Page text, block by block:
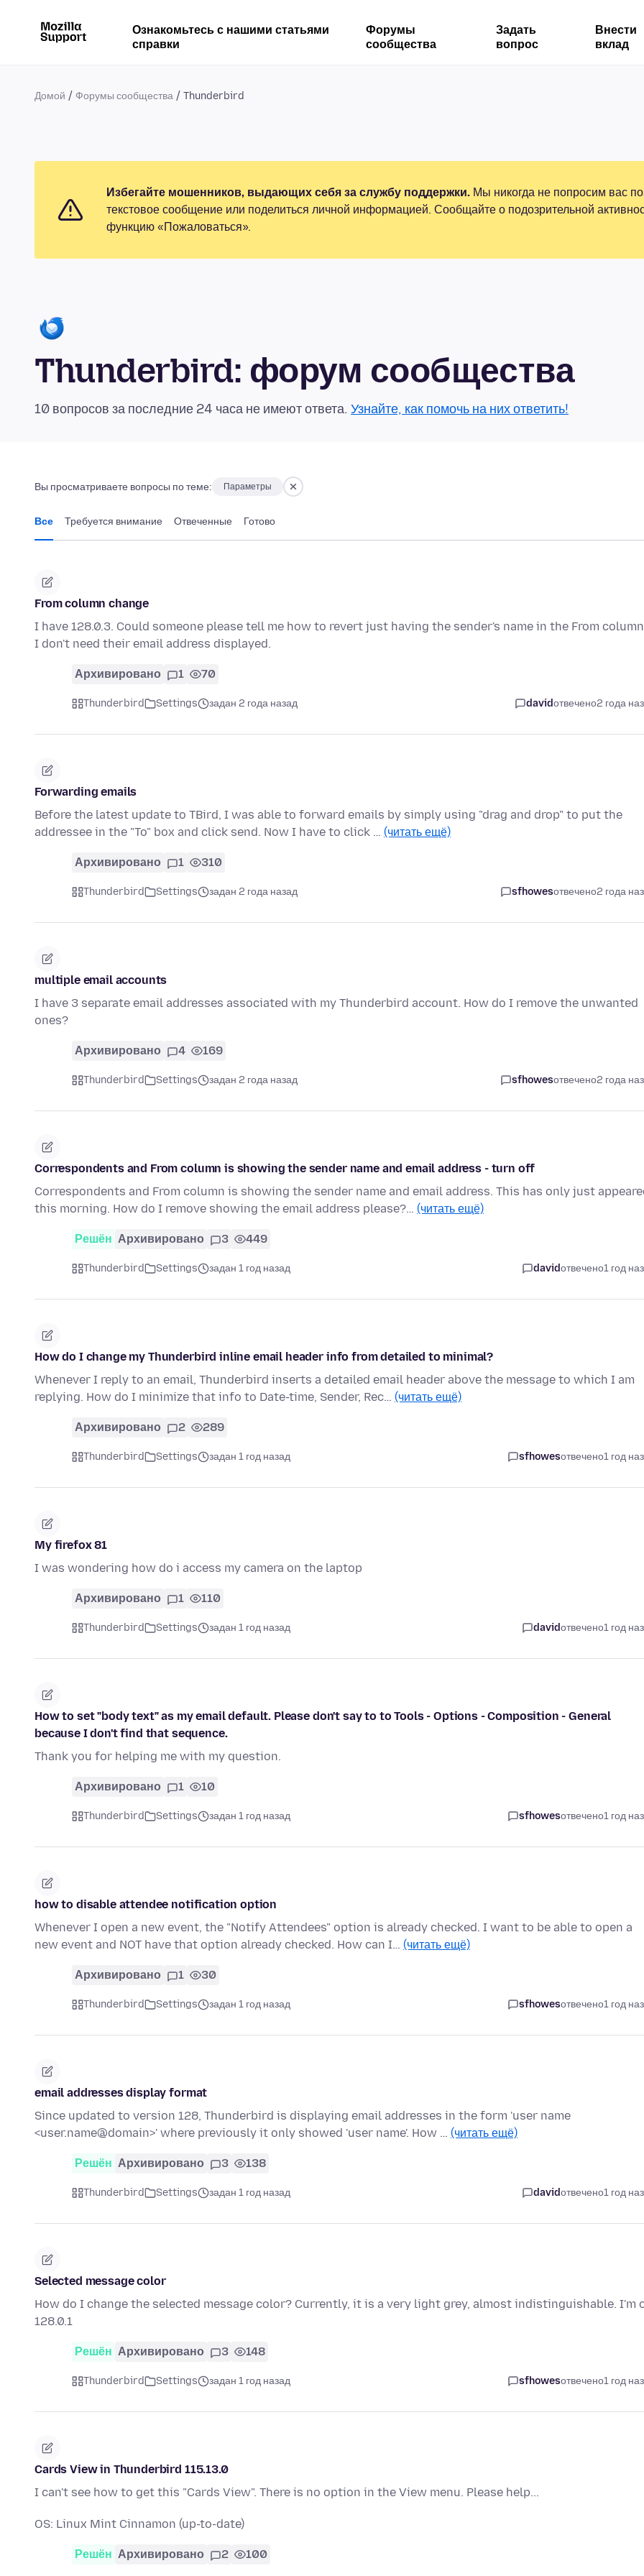
Ознакомьтесь с нашими статьями
справки
Форумы
сообщества
Задать
вопрос
Внести
вклад
Домой Форумы сообщества Thunderbird
Избегайте мошенников, выдающих себя за службу поддержки. Мы никогда не попросим вас
текстовое сообщение или поделиться личной информацией. Сообщайте о подозрительной
функцию «Пожаловаться».
Thunderbird: форум сообщества
10 вопросов за последние 24 часа не имеют ответа. Узнайте, как помочь на них ответить!
Вы просматриваете вопросы по теме: Параметры
Все Требуется внимание Отвеченные Готово
From column change
I have 128.0.3. Could someone please tell me how to revert just having the sender's name in the From
I don't need their email address displayed.
Архивировано 1 70
Thunderbird Settings задан 2 года назад davidотвечено2 года
Forwarding emails
Before the latest update to TBird, I was able to forward emails by simply using "drag and drop" to put the
addressee in the "To" box and click send. Now I have to click … (читать ещё)
Архивировано 1 310
Thunderbird Settings задан 2 года назад sfhowesотвечено2 года
multiple email accounts
I have 3 separate email addresses associated with my Thunderbird account. How do I remove the unwanted
ones?
Архивировано 4 169
Thunderbird Settings задан 2 года назад sfhowesотвечено2 года
Correspondents and From column is showing the sender name and email address - turn off
Correspondents and From column is showing the sender name and email address. This has only just
this morning. How do I remove showing the email address please?… (читать ещё)
Решён Архивировано 3 449
Thunderbird Settings задан 1 год назад davidотвечено1 год
How do I change my Thunderbird inline email header info from detailed to minimal?
Whenever I reply to an email, Thunderbird inserts a detailed email header above the message to which I am
replying. How do I minimize that info to Date-time, Sender, Rec… (читать ещё)
Архивировано 2 289
Thunderbird Settings задан 1 год назад sfhowesотвечено1 год
My firefox 81
I was wondering how do i access my camera on the laptop
Архивировано 1 110
Thunderbird Settings задан 1 год назад davidотвечено1 год
How to set "body text" as my email default. Please don't say to to Tools - Options - Composition - General
because I don't find that sequence.
Thank you for helping me with my question.
Архивировано 1 10
Thunderbird Settings задан 1 год назад sfhowesотвечено1 год
how to disable attendee notification option
Whenever I open a new event, the "Notify Attendees" option is already checked. I want to be able to open a
new event and NOT have that option already checked. How can I… (читать ещё)
Архивировано 1 30
Thunderbird Settings задан 1 год назад sfhowesотвечено1 год
email addresses display format
Since updated to version 128, Thunderbird is displaying email addresses in the form 'user name
<user.name@domain>' where previously it only showed 'user name'. How … (читать ещё)
Решён Архивировано 3 138
Thunderbird Settings задан 1 год назад davidотвечено1 год
Selected message color
How do I change the selected message color? Currently, it is a very light grey, almost indistinguishable. I'm
128.0.1
Решён Архивировано 3 148
Thunderbird Settings задан 1 год назад sfhowesотвечено1 год
Cards View in Thunderbird 115.13.0
I can't see how to get this "Cards View". There is no option in the View menu. Please help...
OS: Linux Mint Cinnamon (up-to-date)
Решён Архивировано 2 100